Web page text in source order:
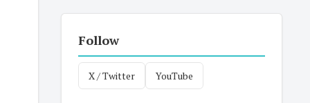
Follow
X / Twitter YouTube